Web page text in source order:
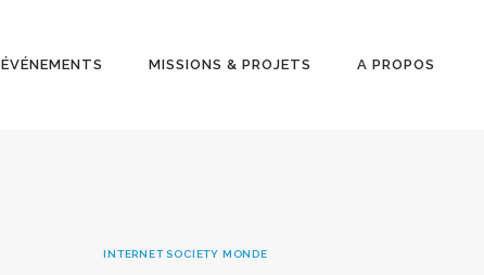
MISSIONS & PROJETS A PROPOS
INTERNET SOCIETY MONDE
ÉVÉNEMENT